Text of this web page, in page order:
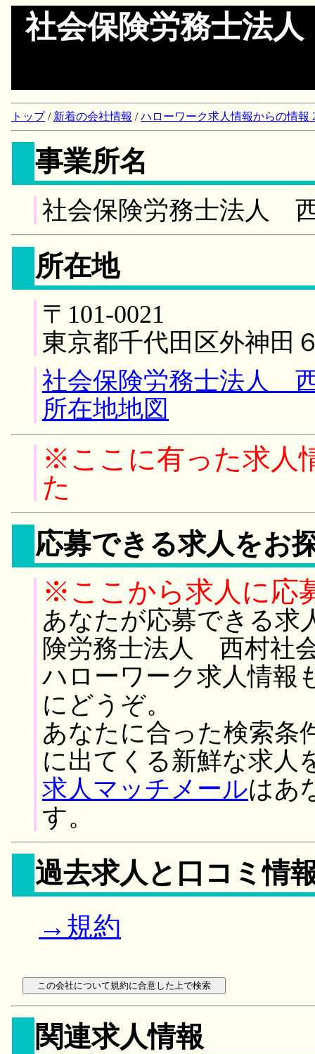
社会保険労務士法
トップ/ 新着の会社情報 /ハローワーク求人情報からの情報
事業所名
社会保険労務士法人
所在地
〒101-0021
東京都千代田区外神田
社会保険労務士法人
所在地地図
※ここに有った求人
た
応募できる求人をお
※ここから求人に応
あなたが応募できる求
険労務士法人 西村社
ハローワーク求人情報
にどうぞ。
あなたに合った検索条
に出てくる新鮮な求人
求人マッチメールはあ
す。
過去求人と口コミ情
→規約
関連求人情報